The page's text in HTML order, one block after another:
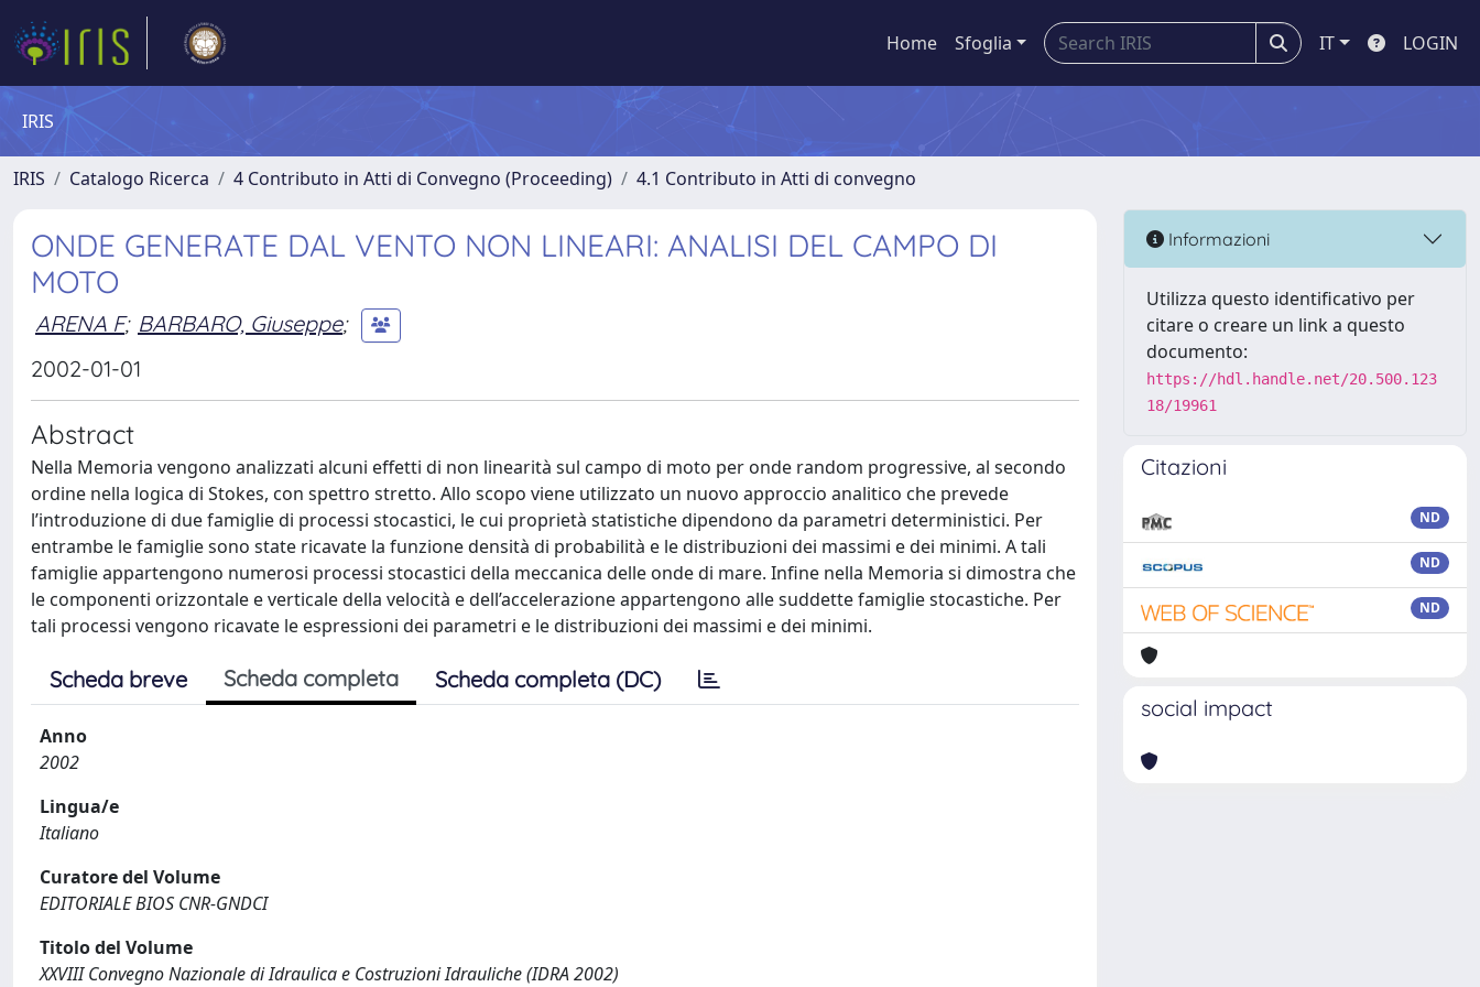
Home Sfoglia IT LOGIN
IRIS
IRIS Catalogo Ricerca 4 Contributo in Atti di Convegno (Proceeding) 4.1 Contributo in Atti di convegno
ONDE GENERATE DAL VENTO NON LINEARI: ANALISI DEL CAMPO DI
MOTO
ARENA F; BARBARO, Giuseppe;
2002-01-01
Abstract
Nella Memoria vengono analizzati alcuni effetti di non linearità sul campo di moto per onde random progressive, al secondo
ordine nella logica di Stokes, con spettro stretto. Allo scopo viene utilizzato un nuovo approccio analitico che prevede
l’introduzione di due famiglie di processi stocastici, le cui proprietà statistiche dipendono da parametri deterministici. Per
entrambe le famiglie sono state ricavate la funzione densità di probabilità e le distribuzioni dei massimi e dei minimi. A tali
famiglie appartengono numerosi processi stocastici della meccanica delle onde di mare. Infine nella Memoria si dimostra che
le componenti orizzontale e verticale della velocità e dell’accelerazione appartengono alle suddette famiglie stocastiche. Per
tali processi vengono ricavate le espressioni dei parametri e le distribuzioni dei massimi e dei minimi.
Scheda breve Scheda completa Scheda completa (DC)
Anno
2002
Lingua/e
Italiano
Curatore del Volume
EDITORIALE BIOS CNR-GNDCI
Titolo del Volume
XXVIII Convegno Nazionale di Idraulica e Costruzioni Idrauliche (IDRA 2002)
Informazioni
Utilizza questo identificativo per
citare o creare un link a questo
documento:
https://hdl.handle.net/20.500.123
18/19961
Citazioni
ND
ND
ND
social impact